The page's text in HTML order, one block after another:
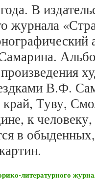
В
журнала
В.Ф.
край, Туву,
к
в
литературного